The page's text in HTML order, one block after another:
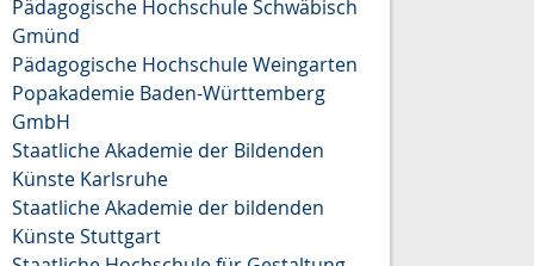
Pädagogische Hochschule Schwäbisch
Gmünd
Pädagogische Hochschule Weingarten
Popakademie Baden-Württemberg
GmbH
Staatliche Akademie der Bildenden
Künste Karlsruhe
Staatliche Akademie der bildenden
Künste Stuttgart